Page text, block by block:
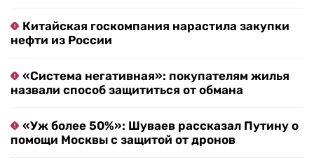
Китайская госкомпания нарастила закупки
нефти из России
«Система негативная»: покупателям жилья
назвали способ защититься от обмана
«Уж более 50%»: Шуваев рассказал Путину о
помощи Москвы с защитой от дронов